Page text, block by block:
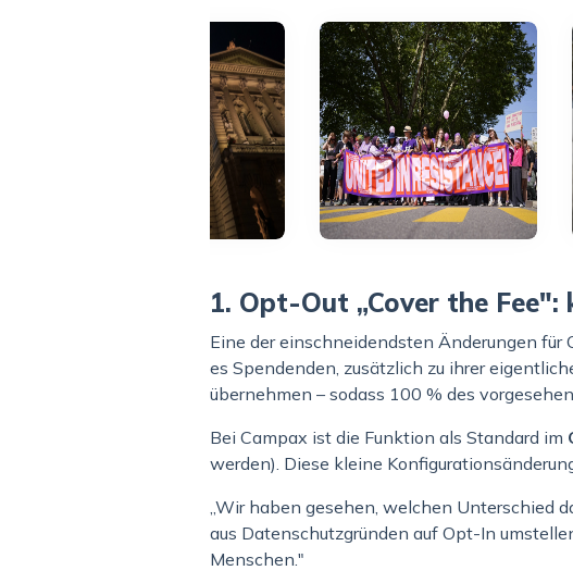
1. Opt-Out „Cover the
Eine der einschneidendsten Änderungen für
es Spendenden, zusätzlich zu ihrer
übernehmen – sodass 100 % des
Bei Campax ist die Funktion als Standard im
werden). Diese kleine
„Wir haben gesehen, welchen Unterschied
aus Datenschutzgründen auf Opt-In
Menschen."